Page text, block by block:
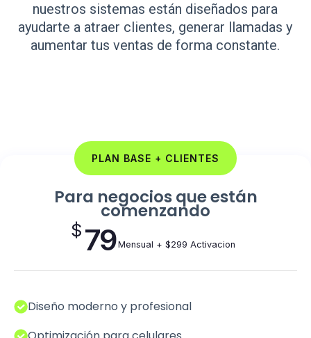
nuestros sistemas están diseñados para
ayudarte a atraer clientes, generar llamadas y
aumentar tus ventas de forma constante.
PLAN BASE + CLIENTES
Para negocios que están
comenzando
$ 79Mensual + $299 Activacion
Diseño moderno y profesional